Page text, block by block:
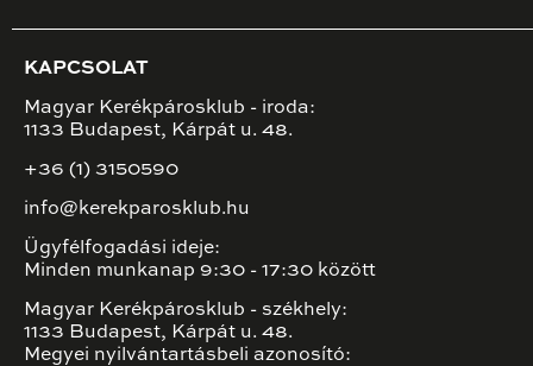
KAPCSOLAT
Magyar Kerékpárosklub - iroda:
1133 Budapest, Kárpát u. 48.
+36 (1) 3150590
info@kerekparosklub.hu
Ügyfélfogadási ideje:
Minden munkanap 9:30 - 17:30 között
Magyar Kerékpárosklub - székhely:
1133 Budapest, Kárpát u. 48.
Megyei nyilvántartásbeli azonosító: